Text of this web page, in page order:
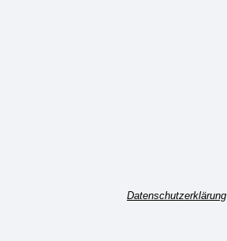
Datenschutzerklärung